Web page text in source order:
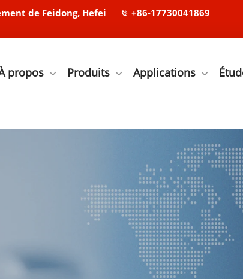
de Feidong, Hefei
+86-17730041869
propos Produits Applications